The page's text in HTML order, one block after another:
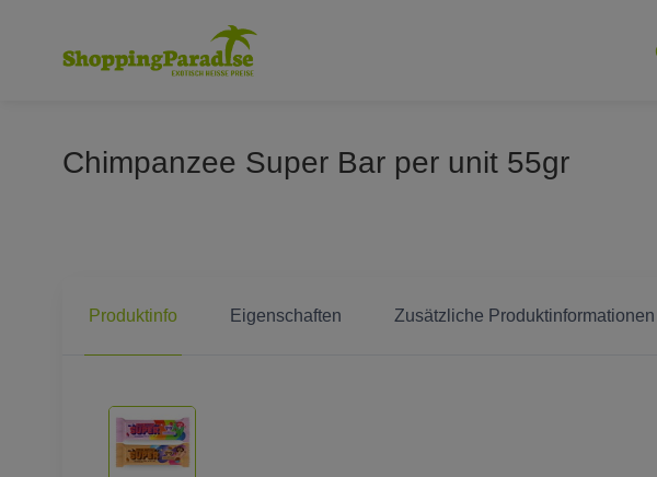
Chimpanzee Super Bar per unit 55gr
Produktinfo Eigenschaften Zusätzliche Produktinformationen